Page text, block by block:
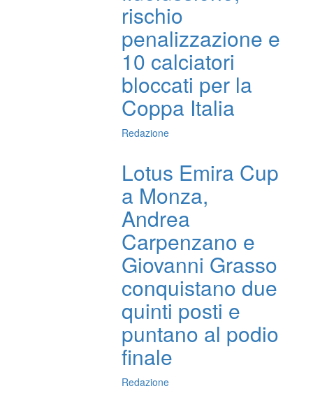
rischio
penalizzazione e
10 calciatori
bloccati per la
Coppa Italia
Redazione
Lotus Emira Cup
a Monza,
Andrea
Carpenzano e
Giovanni Grasso
conquistano due
quinti posti e
puntano al podio
finale
Redazione